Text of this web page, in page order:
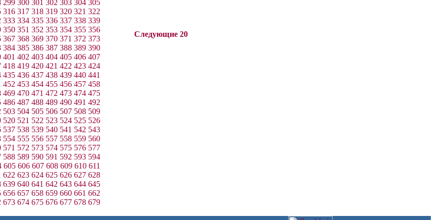
299 300 301 302 303 304 305
316 317 318 319 320 321 322
333 334 335 336 337 338 339
350 351 352 353 354 355 356
367 368 369 370 371 372 373
384 385 386 387 388 389 390
401 402 403 404 405 406 407
418 419 420 421 422 423 424
435 436 437 438 439 440 441
452 453 454 455 456 457 458
469 470 471 472 473 474 475
486 487 488 489 490 491 492
503 504 505 506 507 508 509
520 521 522 523 524 525 526
537 538 539 540 541 542 543
554 555 556 557 558 559 560
571 572 573 574 575 576 577
588 589 590 591 592 593 594
605 606 607 608 609 610 611
622 623 624 625 626 627 628
639 640 641 642 643 644 645
656 657 658 659 660 661 662
673 674 675 676 677 678 679
Следующие 20